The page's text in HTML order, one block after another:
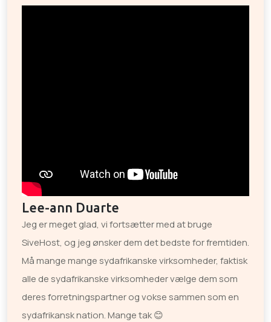
Lee-ann Duarte
Jeg er meget glad, vi fortsætter med at bruge
SiveHost, og jeg ønsker dem det bedste for fremtiden.
Må mange mange sydafrikanske virksomheder, faktisk
alle de sydafrikanske virksomheder vælge dem som
deres forretningspartner og vokse sammen som en
sydafrikansk nation. Mange tak 😊